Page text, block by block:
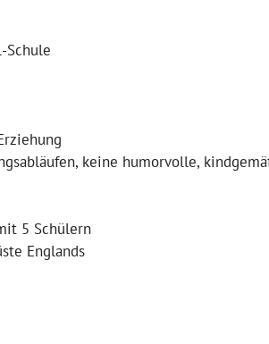
Schule
keine humorvolle,
5 Schülern
Englands